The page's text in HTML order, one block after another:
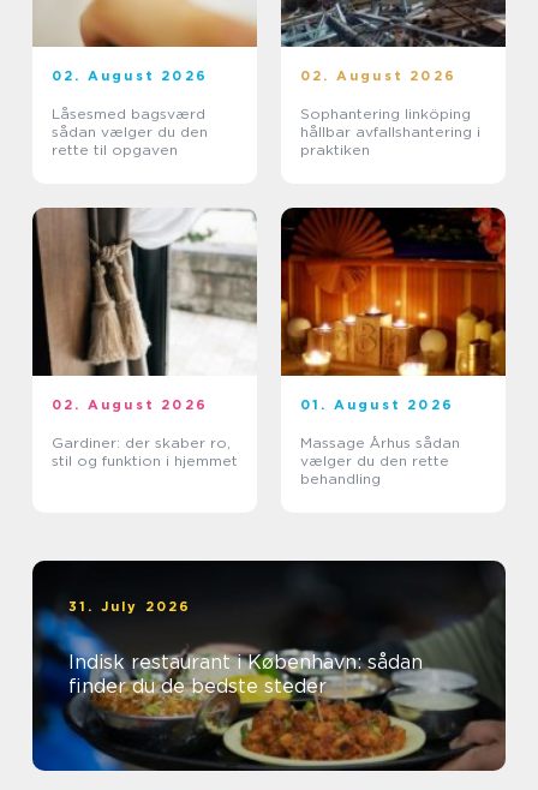
02. August 2026
Låsesmed bagsværd
sådan vælger du den
rette til opgaven
02. August 2026
Sophantering linköping
hållbar avfallshantering i
praktiken
02. August 2026
Gardiner: der skaber ro,
stil og funktion i hjemmet
01. August 2026
Massage Århus sådan
vælger du den rette
behandling
31. July 2026
Indisk restaurant i København: sådan
finder du de bedste steder